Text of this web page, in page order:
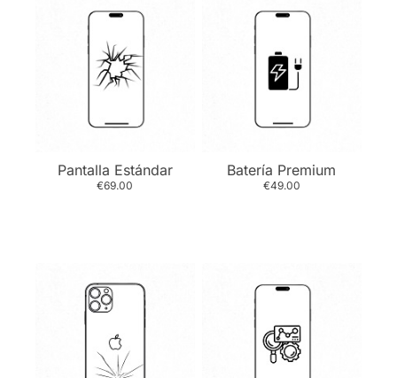
Pantalla Estándar
€69.00
Batería Premium
€49.00